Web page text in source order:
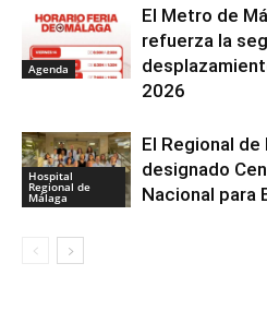
Agenda
El Metro de
refuerza la
2026
Hospital
Regional de
Málaga
El Regional de
designado
Nacional para